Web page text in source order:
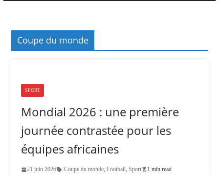
Coupe du monde
SPORT
Mondial 2026 : une première
journée contrastée pour les
équipes africaines
21 juin 2026 Coupe du monde, Football, Sport 1 min read